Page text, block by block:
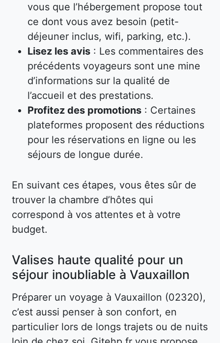
vous que l’hébergement propose tout
ce dont vous avez besoin (petit-
déjeuner inclus, wifi, parking, etc.).
Lisez les avis : Les commentaires des
précédents voyageurs sont une mine
d’informations sur la qualité de
l’accueil et des prestations.
Profitez des promotions : Certaines
plateformes proposent des réductions
pour les réservations en ligne ou les
séjours de longue durée.
En suivant ces étapes, vous êtes sûr de
trouver la chambre d’hôtes qui
correspond à vos attentes et à votre
budget.
Valises haute qualité pour un
séjour inoubliable à Vauxaillon
Préparer un voyage à Vauxaillon (02320),
c’est aussi penser à son confort, en
particulier lors de longs trajets ou de nuits